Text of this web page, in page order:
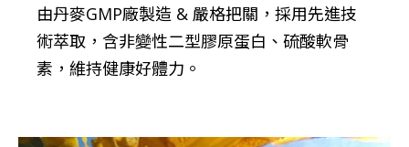
由丹麥GMP廠製造 & 嚴格把關，採用先進技
術萃取，含非變性二型膠原蛋白、硫酸軟骨
素，維持健康好體力。